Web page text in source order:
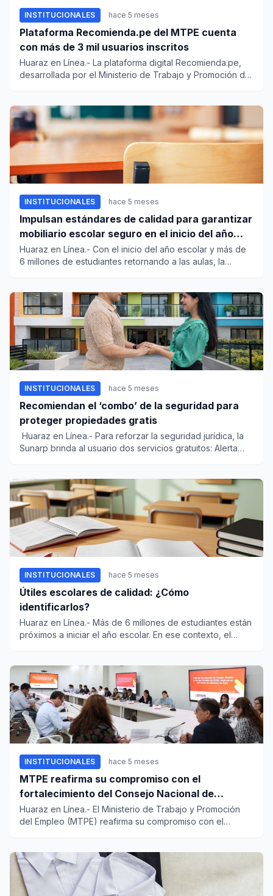
INSTITUCIONALES hace 5 meses
Plataforma Recomienda.pe del MTPE cuenta
con más de 3 mil usuarios inscritos
Huaraz en Línea.- La plataforma digital Recomienda.pe,
desarrollada por el Ministerio de Trabajo y Promoción del
INSTITUCIONALES hace 5 meses
Impulsan estándares de calidad para garantizar
mobiliario escolar seguro en el inicio del año
escolar
Huaraz en Línea.- Con el inicio del año escolar y más de
6 millones de estudiantes retornando a las aulas, la
INSTITUCIONALES hace 5 meses
Recomiendan el ‘combo’ de la seguridad para
proteger propiedades gratis
Huaraz en Línea.- Para reforzar la seguridad jurídica, la
Sunarp brinda al usuario dos servicios gratuitos: Alerta
INSTITUCIONALES hace 5 meses
Útiles escolares de calidad: ¿Cómo
identificarlos?
Huaraz en Línea.- Más de 6 millones de estudiantes están
próximos a iniciar el año escolar. En ese contexto, el
INSTITUCIONALES hace 5 meses
MTPE reafirma su compromiso con el
fortalecimiento del Consejo Nacional de
Trabajo y Promoción del Empleo
Huaraz en Línea.- El Ministerio de Trabajo y Promoción
del Empleo (MTPE) reafirma su compromiso con el